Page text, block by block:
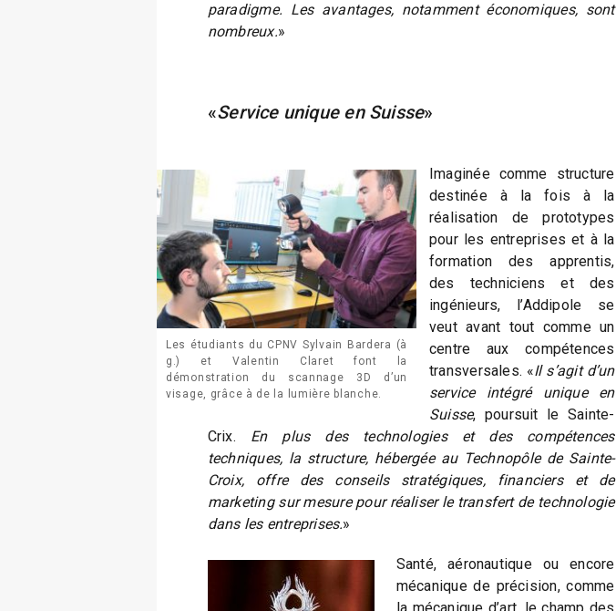
paradigme. Les avantages, notamment économiques, sont
nombreux.»
«Service unique en Suisse»
Les étudiants du CPNV Sylvain Bardera (à
g.) et Valentin Claret font la
démonstration du scannage 3D d’un
visage, grâce à de la lumière blanche.
Imaginée comme structure
destinée à la fois à la
réalisation de prototypes
pour les entreprises et à la
formation des apprentis,
des techniciens et des
ingénieurs, l’Addipole se
veut avant tout comme un
centre aux compétences
transversales. «Il s’agit d’un
service intégré unique en
Suisse, poursuit le Sainte-
Crix. En plus des technologies et des compétences
techniques, la structure, hébergée au Technopôle de Sainte-
Croix, offre des conseils stratégiques, financiers et de
marketing sur mesure pour réaliser le transfert de technologie
dans les entreprises.»
Santé, aéronautique ou encore
mécanique de précision, comme